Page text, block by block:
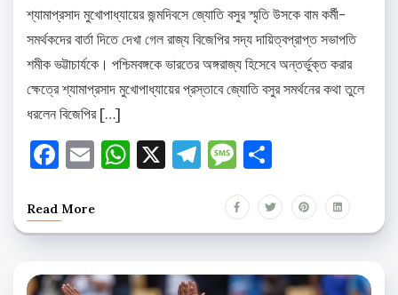
শ্যামাপ্রসাদ মুখোপাধ্যায়ের জন্মদিবসে জ্যোতি বসুর স্মৃতি উসকে বাম কর্মী-
সমর্থকদের বার্তা দিতে দেখা গেল রাজ্য বিজেপির সদ্য দায়িত্বপ্রাপ্ত সভাপতি
শমীক ভট্টাচার্যকে। পশ্চিমবঙ্গকে ভারতের অঙ্গরাজ্য হিসেবে অন্তর্ভুক্ত করার
ক্ষেত্রে শ্যামাপ্রসাদ মুখোপাধ্যায়ের প্রস্তাবে জ্যোতি বসুর সমর্থনের কথা তুলে
ধরলেন বিজেপির […]
Facebook
EmailWhatsApp
X Telegram
Message
Read More